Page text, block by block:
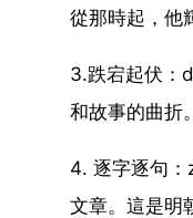
從那時起，他
3.跌宕起伏：
和故事的曲折。
4. 逐字逐句
文章。這是明